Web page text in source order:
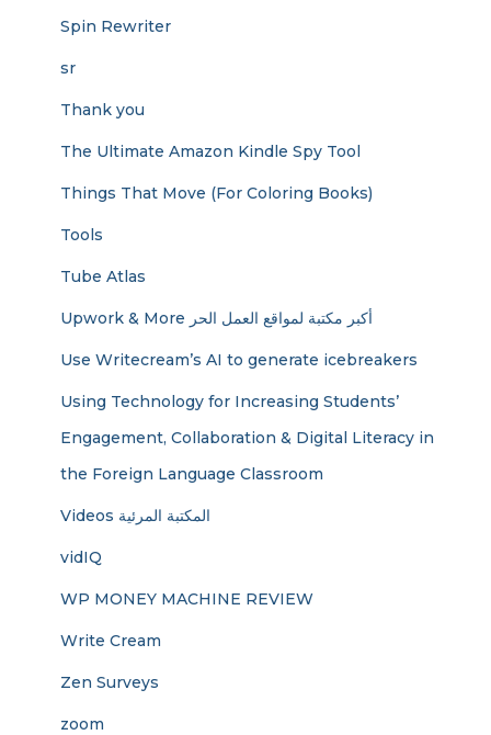
Spin Rewriter
sr
Thank you
The Ultimate Amazon Kindle Spy Tool
Things That Move (For Coloring Books)
Tools
Tube Atlas
Upwork & More أكبر مكتبة لمواقع العمل الحر
Use Writecream’s AI to generate icebreakers
Using Technology for Increasing Students’
Engagement, Collaboration & Digital Literacy in
the Foreign Language Classroom
Videos المكتبة المرئية
vidIQ
WP MONEY MACHINE REVIEW
Write Cream
Zen Surveys
zoom